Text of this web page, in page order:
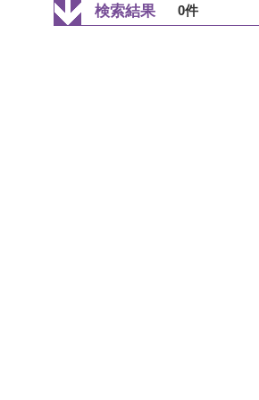
検索結果 0件